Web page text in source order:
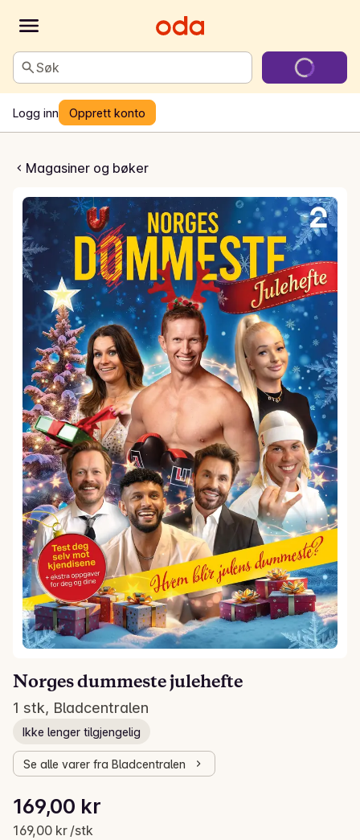
Søk
Logg inn Opprett konto
Magasiner og bøker
julehefte
Norges dummeste julehefte
1 stk, Bladcentralen
Ikke lenger tilgjengelig
Se alle varer fra Bladcentralen
Gjeldende pris er: 169,00 kr
169,00 kr
169,00 kr /stk
Stykkpris: 169,00 kr /stk